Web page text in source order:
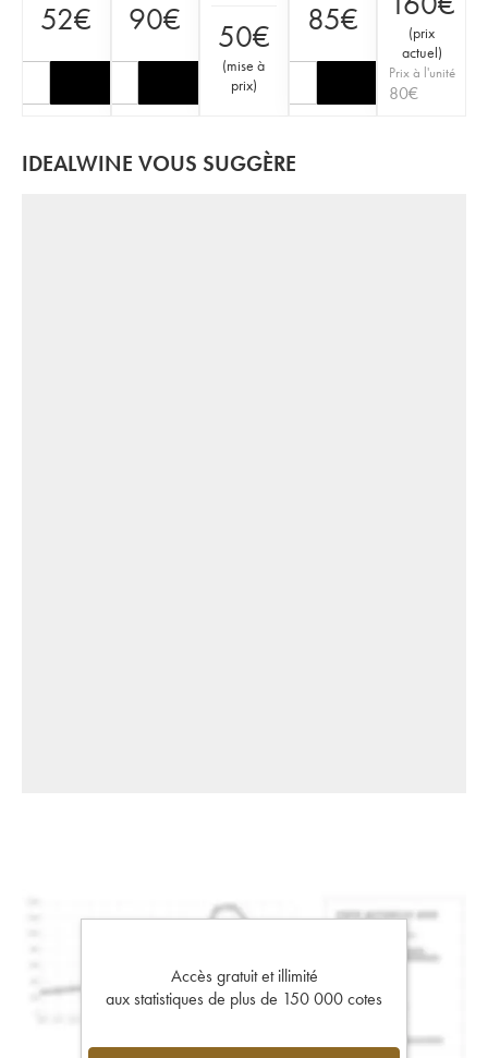
52€ 90€ 50€
(mise à
prix)
85€ (prix
actuel)
Prix à l'unité
80€
IDEALWINE VOUS SUGGÈRE
Accès gratuit et illimité
aux statistiques de plus de 150 000 cotes